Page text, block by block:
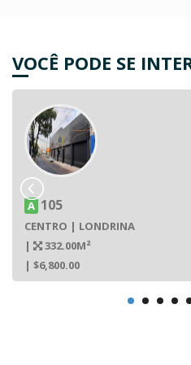
VOCÊ PODE SE
A 105
CENTRO | LONDRINA
|
332.00M²
| $6,800.00